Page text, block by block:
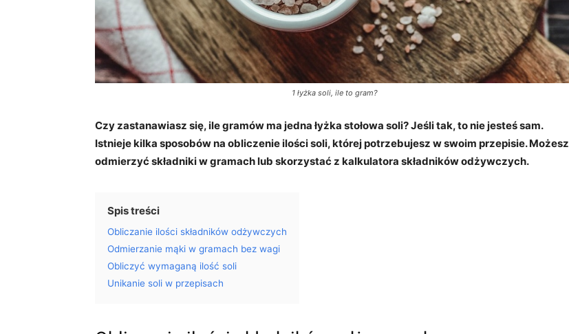
1 łyżka soli, ile to gram?
Czy zastanawiasz się, ile gramów ma jedna łyżka stołowa soli? Jeśli tak, to nie jesteś sam.
Istnieje kilka sposobów na obliczenie ilości soli, której potrzebujesz w swoim przepisie. Możesz
odmierzyć składniki w gramach lub skorzystać z kalkulatora składników odżywczych.
Spis treści
Obliczanie ilości składników odżywczych
Odmierzanie mąki w gramach bez wagi
Obliczyć wymaganą ilość soli
Unikanie soli w przepisach